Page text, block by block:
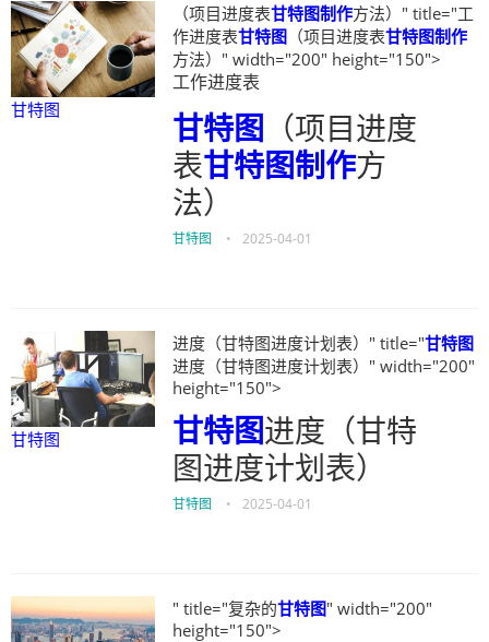
甘特图
（项目进度表甘特图制作方法）" title="工
作进度表甘特图 （项目进度表甘特图制作
方法）" width="200" height="150">
工作进度表
甘特图 （项目进度
表甘特图制作方
法）
甘特图 • 2025-04-01
甘特图
进度（甘特图进度计划表）" title="甘特图
进度（甘特图进度计划表）" width="200"
height="150">
甘特图进度（甘特
图进度计划表）
甘特图 • 2025-04-01
" title="复杂的甘特图" width="200"
height="150">